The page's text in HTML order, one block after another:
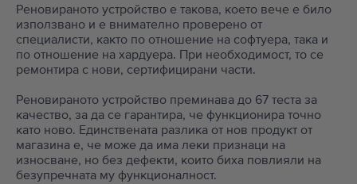
Реновираното устройство е такова, което вече е било
използвано и е внимателно проверено от
специалисти, както по отношение на софтуера, така и
по отношение на хардуера. При необходимост, то се
ремонтира с нови, сертифицирани части.
Реновираното устройство преминава до 67 теста за
качество, за да се гарантира, че функционира точно
като ново. Единствената разлика от нов продукт от
магазина е, че може да има леки признаци на
износване, но без дефекти, които биха повлияли на
безупречната му функционалност.